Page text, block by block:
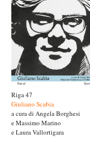
Riga 47
Giuliano Scabia
a cura di Angela Borghesi
e Massimo Marino
e Laura Vallortigara